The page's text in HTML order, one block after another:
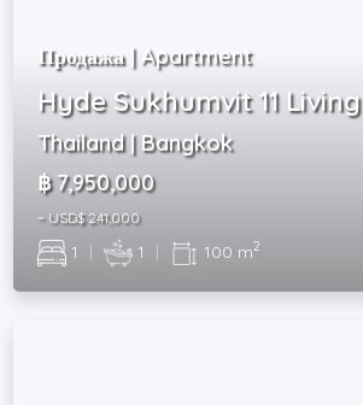
Продажа | Apartment
Hyde Sukhumvit 11 Living
Thailand | Bangkok
฿ 7,950,000
~ USD$ 241,000
1 | 1 | 100 m2